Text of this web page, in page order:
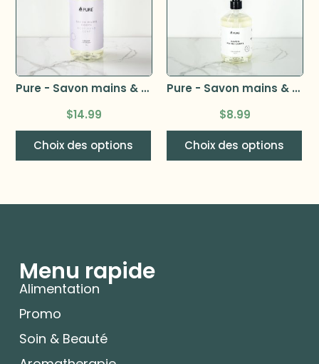
Pure - Savon mains & corps 1L
$14.99
Choix des options
Pure - Savon mains & corps 500ml
$8.99
Choix des options
Menu rapide
Alimentation
Promo
Soin & Beauté